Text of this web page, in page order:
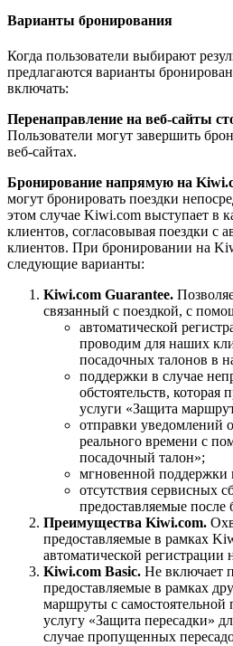
Варианты бронирования
Когда пользователи выбирают
предлагаются варианты
включать:
Перенаправление на веб-сайты
Пользователи могут завершить
веб-сайтах.
Бронирование напрямую на
могут бронировать поездки
этом случае Kiwi.com выступает в
клиентов, согласовывая поездки с
клиентов. При бронировании на
следующие варианты:
Kiwi.com Guarantee.
связанный с поездкой, с
автоматической
проводим для наших
посадочных талонов в
поддержки в случае
обстоятельств, которая
услуги «Защита
отправки уведомлений
реального времени с
посадочный талон»;
мгновенной поддержки
отсутствия сервисных
предоставляемые после
Преимущества Kiwi.com.
предоставляемые в рамках
автоматической регистрации
Kiwi.com Basic. Не включает
предоставляемые в рамках
маршруты с самостоятельной
услугу «Защита пересадки»
случае пропущенных